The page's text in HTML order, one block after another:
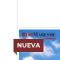
NUEVA